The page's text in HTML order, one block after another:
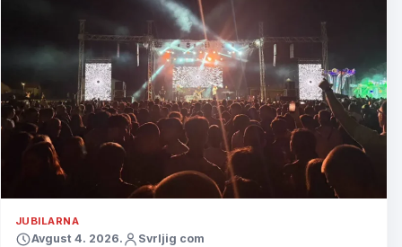
JUBILARNA
Avgust 4. 2026. Svrljig com